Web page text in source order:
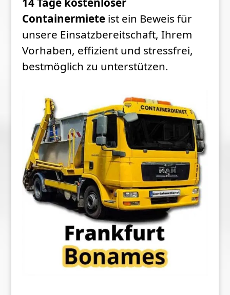
Containermieteist ein Beweis für
unsere Einsatzbereitschaft, Ihrem
Vorhaben, effizient und stressfrei,
bestmöglich zu unterstützen.